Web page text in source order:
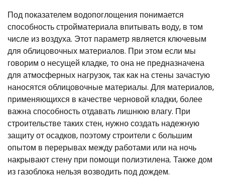
Под показателем водопоглощения понимается
способность стройматериала впитывать воду, в том
числе из воздуха. Этот параметр является ключевым
для облицовочных материалов. При этом если мы
говорим о несущей кладке, то она не предназначена
для атмосферных нагрузок, так как на стены зачастую
наносятся облицовочные материалы. Для материалов,
применяющихся в качестве черновой кладки, более
важна способность отдавать лишнюю влагу. При
строительстве таких стен, нужно создать надежную
защиту от осадков, поэтому строители с большим
опытом в перерывах между работами или на ночь
накрывают стену при помощи полиэтилена. Также дом
из газоблока нельзя возводить под дождем.